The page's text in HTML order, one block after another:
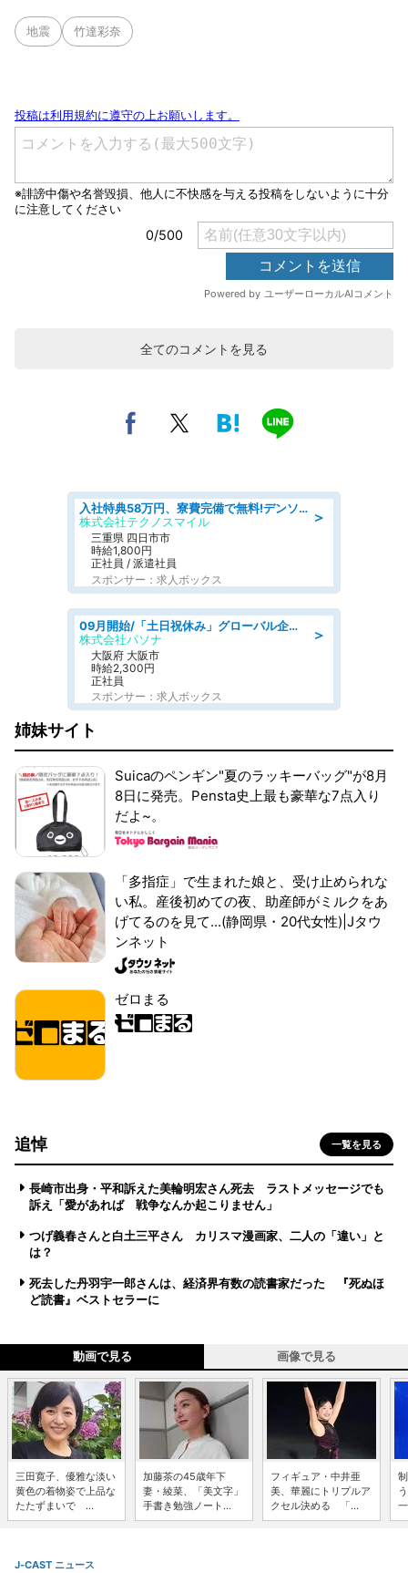
地震 竹達彩奈
全てのコメントを見る
＞
入社特典58万円、寮費完備で無料!デンソーで働こう!自動車工場で小型部品の検査業務 denso aichi
株式会社テクノスマイル
三重県 四日市市
時給1,800円
正社員 / 派遣社員
スポンサー：求人ボックス
＞
09月開始/「土日祝休み」グローバル企業での産業保健のお仕事/保健師/高時給/残業なし/服装自由
株式会社パソナ
大阪府 大阪市
時給2,300円
正社員
スポンサー：求人ボックス
姉妹サイト
Suicaのペンギン"夏のラッキーバッグ"が8月
8日に発売。Pensta史上最も豪華な7点入り
だよ~。
「多指症」で生まれた娘と、受け止められな
い私。産後初めての夜、助産師がミルクをあ
げてるのを見て...(静岡県・20代女性)|Jタウ
ンネット
ゼロまる
追悼 一覧を見る
長崎市出身・平和訴えた美輪明宏さん死去 ラストメッセージでも
訴え「愛があれば 戦争なんか起こりません」
つげ義春さんと白土三平さん カリスマ漫画家、二人の「違い」と
は？
死去した丹羽宇一郎さんは、経済界有数の読書家だった 『死ぬほ
ど読書』ベストセラーに
動画で見る 画像で見る
三田寛子、優雅な淡い
黄色の着物姿で上品な
たたずまいで ...
加藤茶の45歳年下
妻・綾菜、「美文字」
手書き勉強ノート...
フィギュア・中井亜
美、華麗にトリプルア
クセル決める 「...
J-CAST ニュース